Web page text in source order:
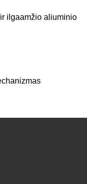
ilgaamžio aliuminio